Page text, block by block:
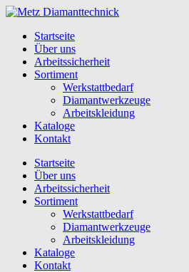
Startseite
Über uns
Arbeitssicherheit
Sortiment
Werkstattbedarf
Diamantwerkzeuge
Arbeitskleidung
Kataloge
Kontakt
Startseite
Über uns
Arbeitssicherheit
Sortiment
Werkstattbedarf
Diamantwerkzeuge
Arbeitskleidung
Kataloge
Kontakt